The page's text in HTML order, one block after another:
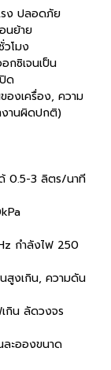
ง ปลอดภัย
นย้าย
โมง
กซิเจนเป็น
ด
องเครื่อง, ความ
งานผิดปกติ)
ด้ 0.5-3 ลิตร/นาที
กำลังไฟ 250
งเกิน, ความดัน
กิน ลัดวงจร
ะอองขนาด